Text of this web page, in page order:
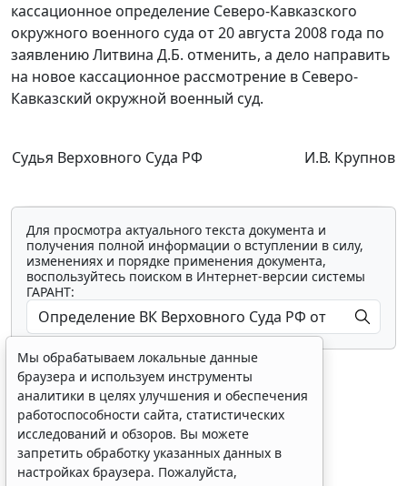
кассационное определение Северо-Кавказского
окружного военного суда от 20 августа 2008 года по
заявлению Литвина Д.Б. отменить, а дело направить
на новое кассационное рассмотрение в Северо-
Кавказский окружной военный суд.
Судья Верховного Суда РФ И.В. Крупнов
Для просмотра актуального текста документа и
получения полной информации о вступлении в силу,
изменениях и порядке применения документа,
воспользуйтесь поиском в Интернет-версии системы
ГАРАНТ:
Показать все материалы
Мы обрабатываем локальные данные
браузера и используем инструменты
аналитики в целях улучшения и обеспечения
работоспособности сайта, статистических
исследований и обзоров. Вы можете
запретить обработку указанных данных в
настройках браузера. Пожалуйста,